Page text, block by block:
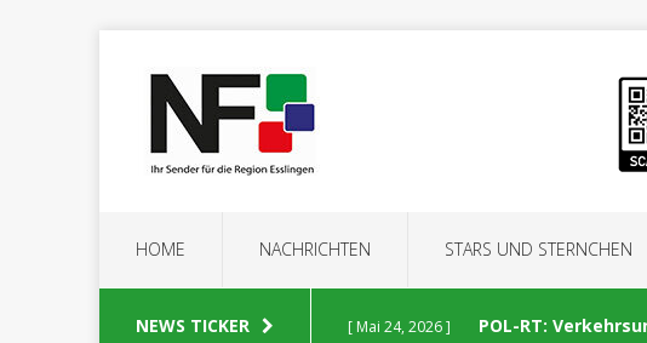
HOME NACHRICHTEN STARS UND STERNCHEN
NEWS TICKER [ Mai 24, 2026 ] POL-RT: